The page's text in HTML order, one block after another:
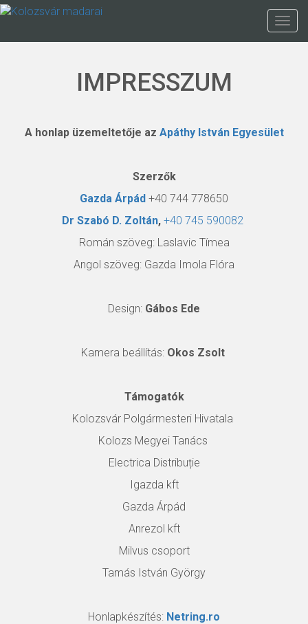
Ugrás
IMPRESSZUM
A honlap üzemeltetője az Apáthy István Egyesület
Szerzők
Gazda Árpád +40 744 778650
Dr Szabó D. Zoltán, +40 745 590082
Román szöveg: Laslavic Tímea
Angol szöveg: Gazda Imola Flóra
Design: Gábos Ede
Kamera beállítás: Okos Zsolt
Támogatók
Kolozsvár Polgármesteri Hivatala
Kolozs Megyei Tanács
Electrica Distribuție
Igazda kft
Gazda Árpád
Anrezol kft
Milvus csoport
Tamás István György
Honlapkészítés: Netring.ro